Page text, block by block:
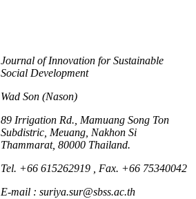
Journal of Innovation for Sustainable
Social Development
Wad Son (Nason)
89 Irrigation Rd., Mamuang Song Ton
Subdistric, Meuang, Nakhon Si
Thammarat, 80000 Thailand.
Tel. +66 615262919 , Fax. +66 75340042
E-mail : suriya.sur@sbss.ac.th